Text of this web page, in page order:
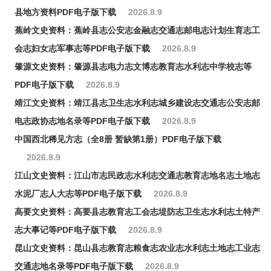
县地方资料PDF电子版下载
2026.8.9
蕉岭文史资料：蕉岭县志公安志金融志交通志邮电志计划生育志工
会志妇女志军事志等PDF电子版下载
2026.8.9
肇源文史资料：肇源县志电力志文博志教育志水利志中学校志等
PDF电子版下载
2026.8.9
靖江文史资料：靖江县志卫生志水利志城乡建设志交通志公安志邮
电志政协志地名录等PDF电子版下载
2026.8.9
中国西北稀见方志（全8册 暂缺第1册）PDF电子版下载
2026.8.9
江山文史资料：江山市志民政志水利志交通志教育志地名志土地志
水泥厂志人大志等PDF电子版下载
2026.8.9
高要文史资料：高要县志教育志工会志堤防志卫生志水利志土特产
志大事记等PDF电子版下载
2026.8.9
昆山文史资料：昆山县志教育志粮食志农业志水利志土地志工业志
交通志地名录等PDF电子版下载
2026.8.9